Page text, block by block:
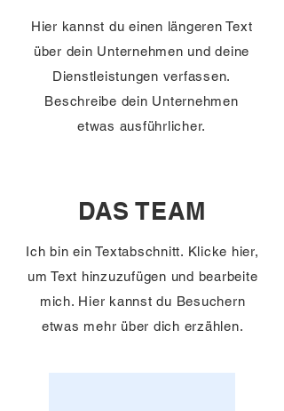
Hier kannst du einen längeren Text
über dein Unternehmen und deine
Dienstleistungen verfassen.
Beschreibe dein Unternehmen
etwas ausführlicher.
DAS TEAM
Ich bin ein Textabschnitt. Klicke hier,
um Text hinzuzufügen und bearbeite
mich. Hier kannst du Besuchern
etwas mehr über dich erzählen.